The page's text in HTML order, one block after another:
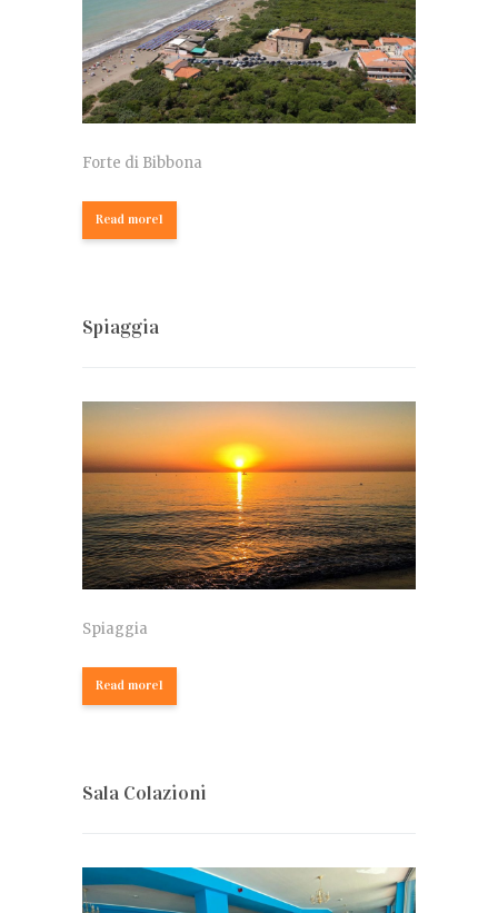
Forte di Bibbona
Read more1
Spiaggia
Spiaggia
Read more1
Sala Colazioni